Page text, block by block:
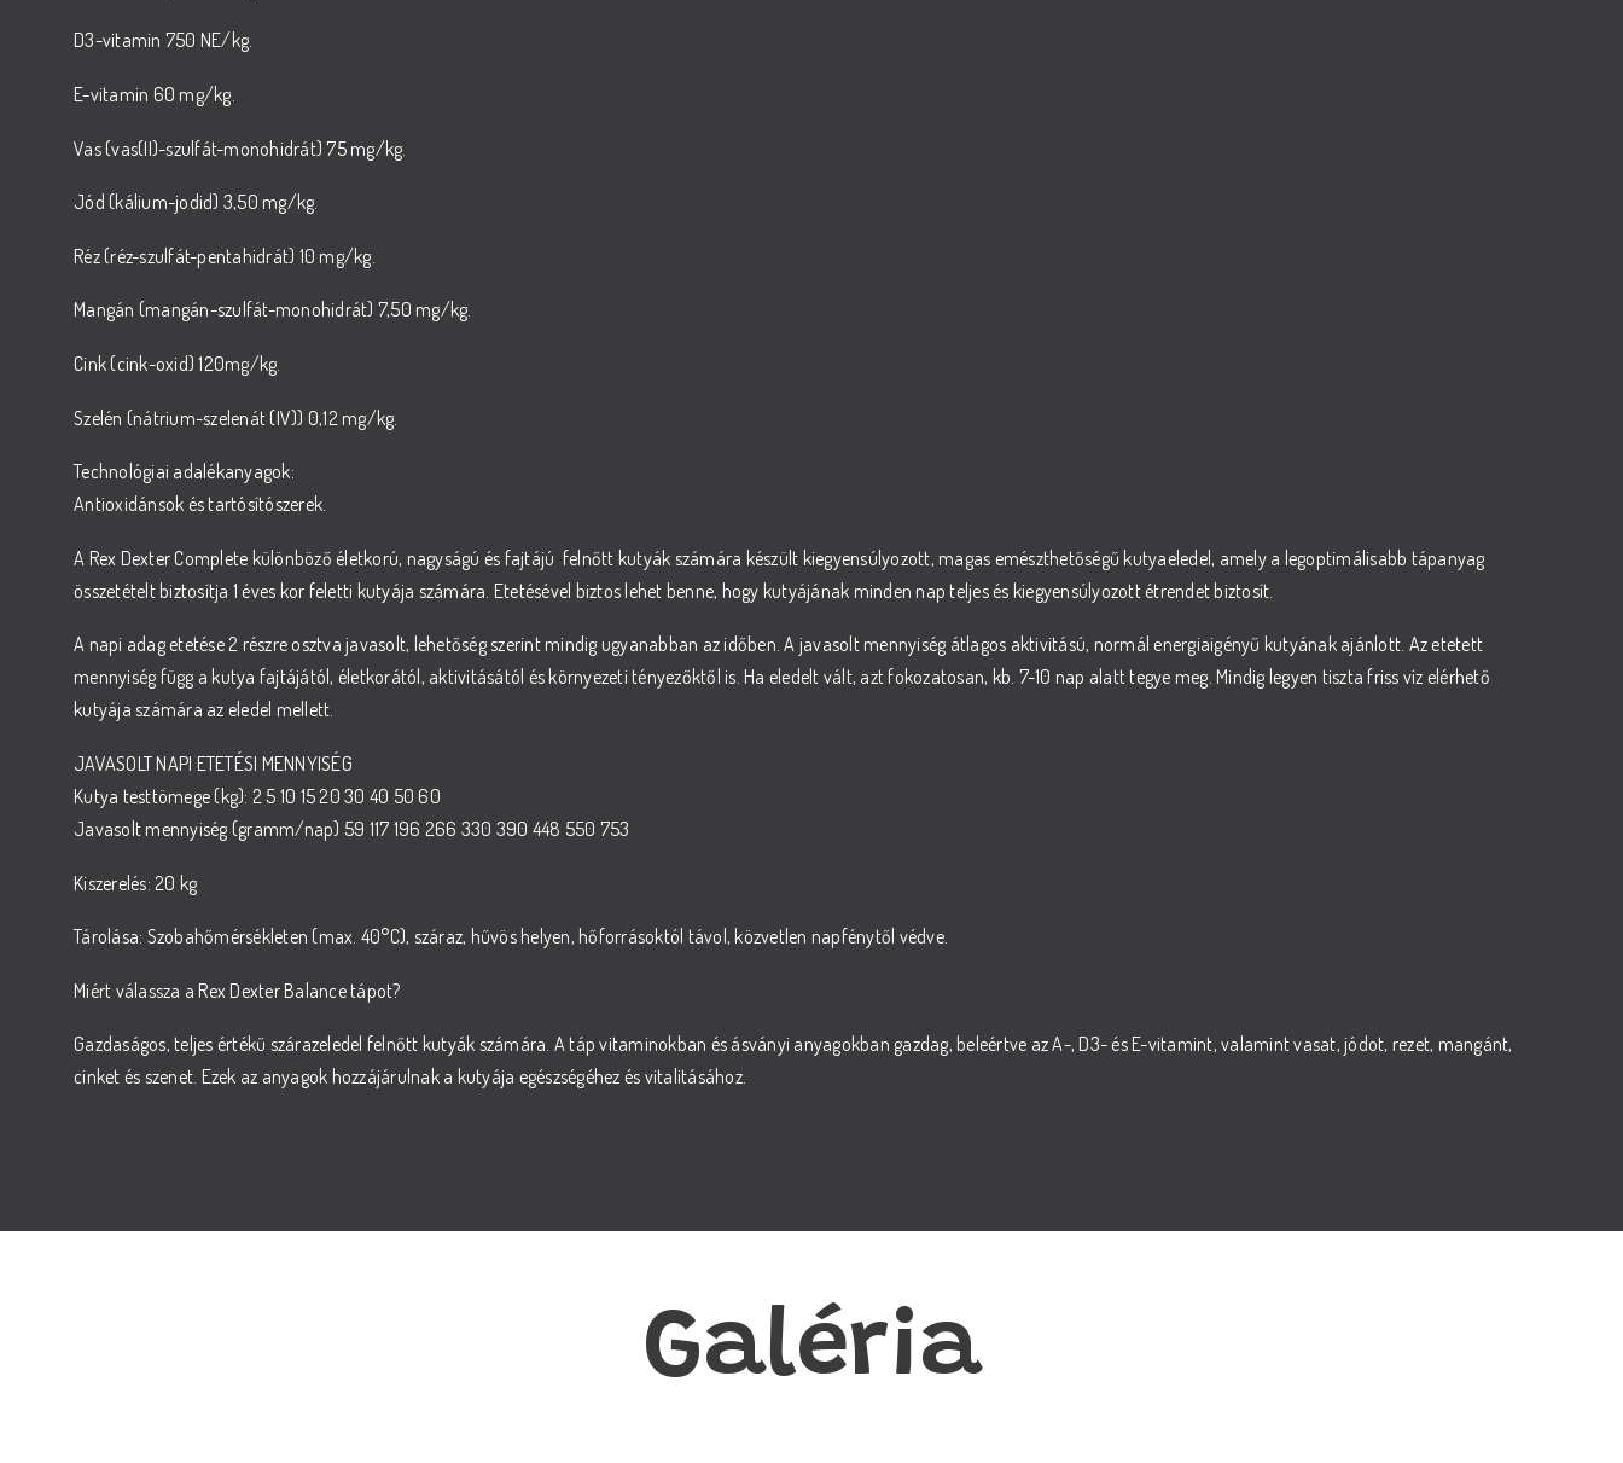
D3-vitamin 750 NE/kg.
E-vitamin 60 mg/kg.
Vas (vas(II)-szulfát-monohidrát) 75 mg/kg.
Jód (kálium-jodid) 3,50 mg/kg.
Réz (réz-szulfát-pentahidrát) 10 mg/kg.
Mangán (mangán-szulfát-monohidrát) 7,50 mg/kg.
Cink (cink-oxid) 120mg/kg.
Szelén (nátrium-szelenát (IV)) 0,12 mg/kg.
Technológiai adalékanyagok:
Antioxidánsok és tartósítószerek.
A Rex Dexter Complete különböző életkorú, nagyságú és fajtájú felnőtt kutyák számára készült kiegyensúlyozott, magas emészthetőségű kutyaeledel, amely a legoptimálisabb tápanyag
összetételt biztosítja 1 éves kor feletti kutyája számára. Etetésével biztos lehet benne, hogy kutyájának minden nap teljes és kiegyensúlyozott étrendet biztosít.
A napi adag etetése 2 részre osztva javasolt, lehetőség szerint mindig ugyanabban az időben. A javasolt mennyiség átlagos aktivitású, normál energiaigényű kutyának ajánlott. Az etetett
mennyiség függ a kutya fajtájától, életkorától, aktivitásától és környezeti tényezőktől is. Ha eledelt vált, azt fokozatosan, kb. 7-10 nap alatt tegye meg. Mindig legyen tiszta friss víz elérhető
kutyája számára az eledel mellett.
JAVASOLT NAPI ETETÉSI MENNYISÉG
Kutya testtömege (kg): 2 5 10 15 20 30 40 50 60
Javasolt mennyiség (gramm/nap) 59 117 196 266 330 390 448 550 753
Kiszerelés: 20 kg
Tárolása: Szobahőmérsékleten (max. 40°C), száraz, hűvös helyen, hőforrásoktól távol, közvetlen napfénytől védve.
Miért válassza a Rex Dexter Balance tápot?
Gazdaságos, teljes értékű szárazeledel felnőtt kutyák számára. A táp vitaminokban és ásványi anyagokban gazdag, beleértve az A-, D3- és E-vitamint, valamint vasat, jódot, rezet, mangánt,
cinket és szenet. Ezek az anyagok hozzájárulnak a kutyája egészségéhez és vitalitásához.
Galéria